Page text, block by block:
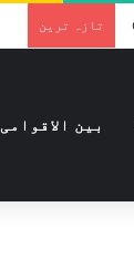
تازہ ترین
بین الاقوامی